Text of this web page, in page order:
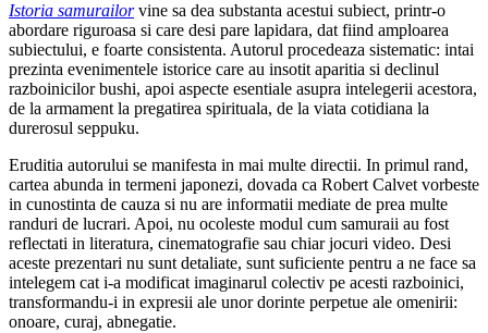
Istoria samurailorvine sa dea substanta acestui subiect, printr-o
abordare riguroasa si care desi pare lapidara, dat fiind amploarea
subiectului, e foarte consistenta. Autorul procedeaza sistematic: intai
prezinta evenimentele istorice care au insotit aparitia si declinul
razboinicilor bushi, apoi aspecte esentiale asupra intelegerii acestora,
de la armament la pregatirea spirituala, de la viata cotidiana la
durerosul seppuku.
Eruditia autorului se manifesta in mai multe directii. In primul rand,
cartea abunda in termeni japonezi, dovada ca Robert Calvet vorbeste
in cunostinta de cauza si nu are informatii mediate de prea multe
randuri de lucrari. Apoi, nu ocoleste modul cum samuraii au fost
reflectati in literatura, cinematografie sau chiar jocuri video. Desi
aceste prezentari nu sunt detaliate, sunt suficiente pentru a ne face sa
intelegem cat i-a modificat imaginarul colectiv pe acesti razboinici,
transformandu-i in expresii ale unor dorinte perpetue ale omenirii:
onoare, curaj, abnegatie.